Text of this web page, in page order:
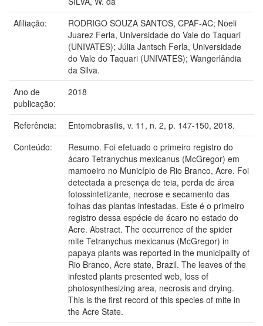
Afiliação:
RODRIGO SOUZA SANTOS, CPAF-AC; Noeli
Juarez Ferla, Universidade do Vale do Taquari
(UNIVATES); Júlia Jantsch Ferla, Universidade
do Vale do Taquari (UNIVATES); Wangerlândia
da Silva.
Ano de
publicação:
2018
Referência:
Entomobrasilis, v. 11, n. 2, p. 147-150, 2018.
Conteúdo:
Resumo. Foi efetuado o primeiro registro do
ácaro Tetranychus mexicanus (McGregor) em
mamoeiro no Município de Rio Branco, Acre. Foi
detectada a presença de teia, perda de área
fotossintetizante, necrose e secamento das
folhas das plantas infestadas. Este é o primeiro
registro dessa espécie de ácaro no estado do
Acre. Abstract. The occurrence of the spider
mite Tetranychus mexicanus (McGregor) in
papaya plants was reported in the municipality of
Rio Branco, Acre state, Brazil. The leaves of the
infested plants presented web, loss of
photosynthesizing area, necrosis and drying.
This is the first record of this species of mite in
the Acre State.